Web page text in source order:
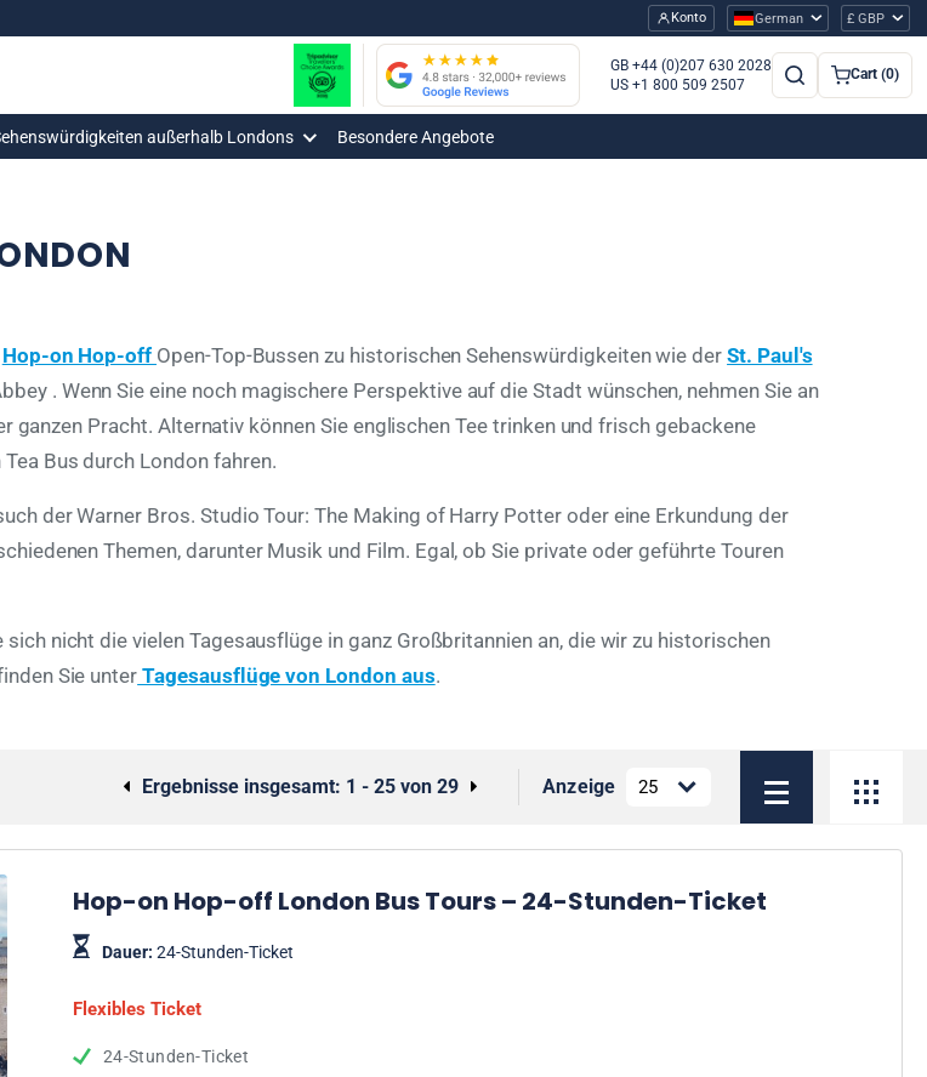
Konto German £ GBP
GB +44 (0)207 630 2028
US +1 800 509 2507
Cart (0)
außerhalb Londons Besondere Angebote
Hop-on Hop-off Open-Top-Bussen zu historischen Sehenswürdigkeiten wie derSt. Paul's
. Wenn Sie eine noch magischere Perspektive auf die Stadt wünschen, nehmen Sie an
Pracht. Alternativ können Sie englischen Tee trinken und frisch gebackene
Bus durch London fahren.
der Warner Bros. Studio Tour: The Making of Harry Potter oder eine Erkundung der
Themen, darunter Musik und Film. Egal, ob Sie private oder geführte Touren
nicht die vielen Tagesausflüge in ganz Großbritannien an, die wir zu historischen
Sie unterTagesausflüge von London aus.
Ergebnisse insgesamt: 1 - 25 von 29 Anzeige
Hop-on Hop-off London Bus Tours – 24-Stunden-Ticket
Dauer: 24-Stunden-Ticket
Flexibles Ticket
24-Stunden-Ticket